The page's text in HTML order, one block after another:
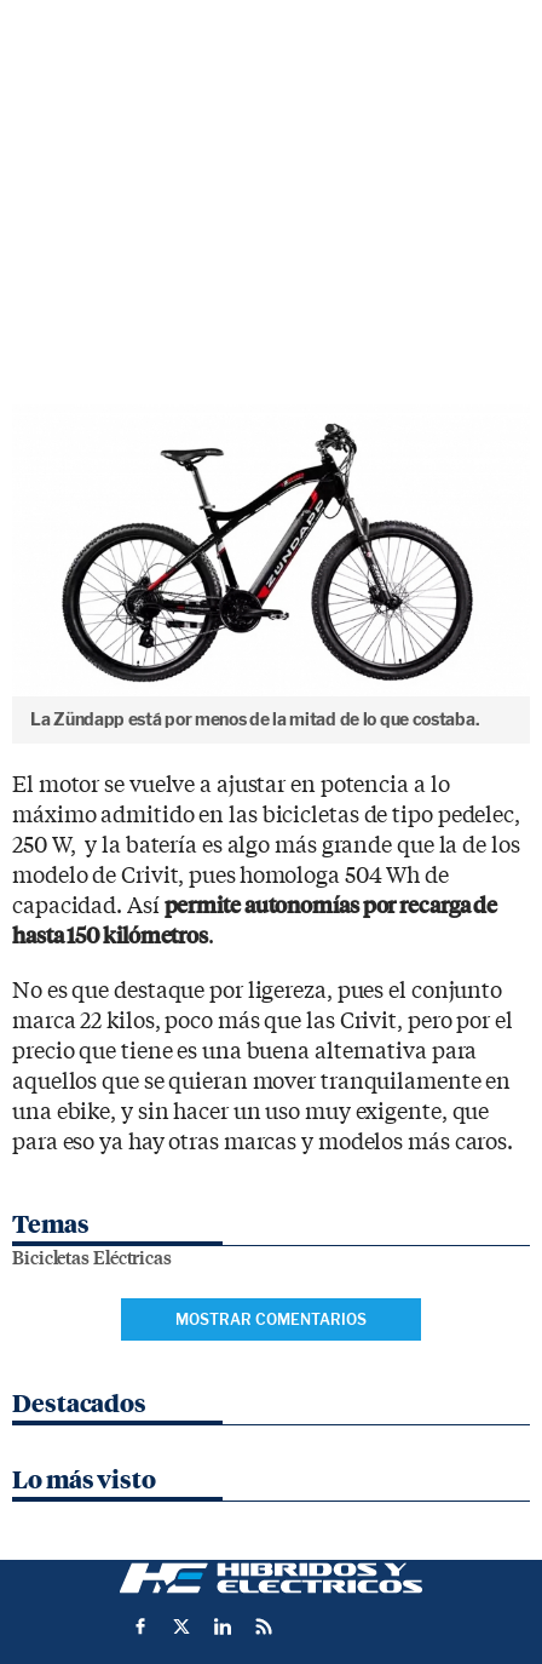
La Zündapp está por menos de la mitad de lo que costaba.
El motor se vuelve a ajustar en potencia a lo
máximo admitido en las bicicletas de tipo pedelec,
250 W, y la batería es algo más grande que la de los
modelo de Crivit, pueshomologa 504 Wh de
capacidad. Asípermite autonomías por recarga de
hasta 150 kilómetros.
No es que destaque por ligereza, pues el conjunto
marca 22 kilos, poco más que las Crivit, pero por el
precio que tiene es una buena alternativa para
aquellos que se quieran mover tranquilamente en
una ebike, y sin hacer un uso muy exigente, que
para eso ya hay otras marcas y modelos más caros.
Temas
Bicicletas Eléctricas
MOSTRAR COMENTARIOS
Destacados
Lo más visto